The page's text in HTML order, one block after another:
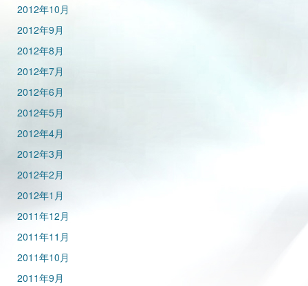
2012年10月
2012年9月
2012年8月
2012年7月
2012年6月
2012年5月
2012年4月
2012年3月
2012年2月
2012年1月
2011年12月
2011年11月
2011年10月
2011年9月